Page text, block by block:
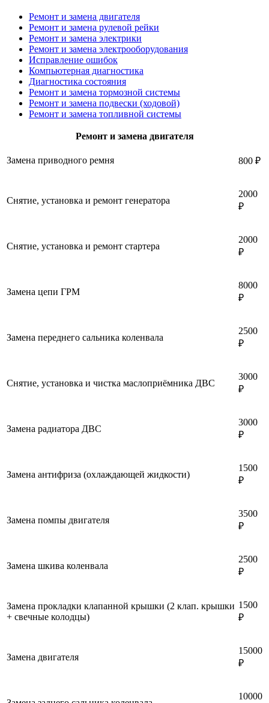
Ремонт и замена двигателя
Ремонт и замена рулевой рейки
Ремонт и замена электрики
Ремонт и замена электрооборудования
Исправление ошибок
Компьютерная диагностика
Диагностика состояния
Ремонт и замена тормозной системы
Ремонт и замена подвески (ходовой)
Ремонт и замена топливной системы
Ремонт и замена двигателя
Замена приводного ремня 800 ₽
Снятие, установка и ремонт генератора
2000
₽
Снятие, установка и ремонт стартера
2000
₽
Замена цепи ГРМ
8000
₽
Замена переднего сальника коленвала
2500
₽
Снятие, установка и чистка маслоприёмника ДВС
3000
₽
Замена радиатора ДВС
3000
₽
Замена антифриза (охлаждающей жидкости)
1500
₽
Замена помпы двигателя
3500
₽
Замена шкива коленвала
2500
₽
Замена прокладки клапанной крышки (2 клап. крышки
+ свечные колодцы)
1500
₽
Замена двигателя
15000
₽
10000